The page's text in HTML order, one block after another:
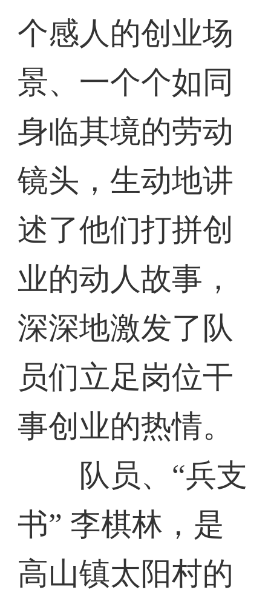
个感人的创业场
景、一个个如同
身临其境的劳动
镜头，生动地讲
述了他们打拼创
业的动人故事，
深深地激发了队
员们立足岗位干
事创业的热情。
队员、“兵支
书” 李棋林，是
高山镇太阳村的